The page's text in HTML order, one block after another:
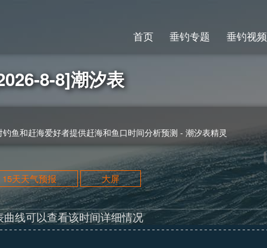
首页 垂钓专题 垂钓视频
8-8]潮汐表
鱼和赶海爱好者提供赶海和鱼口时间分析预测 - 潮汐表精灵
15天天气预报 大屏
曲线可以查看该时间详细情况